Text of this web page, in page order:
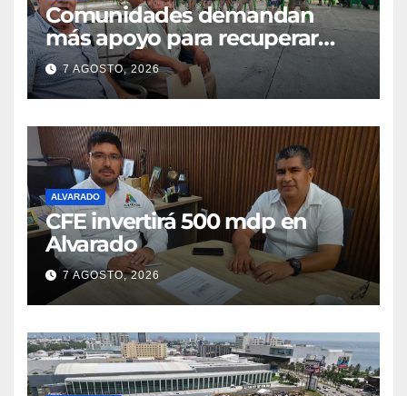
Comunidades demandan
más apoyo para recuperar
parcelas
7 AGOSTO, 2026
ALVARADO
CFE invertirá 500 mdp en
Alvarado
7 AGOSTO, 2026